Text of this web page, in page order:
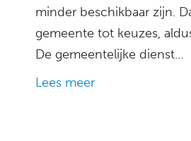
minder beschikbaar zijn.
gemeente tot keuzes,
De gemeentelijke dienst…
Lees meer